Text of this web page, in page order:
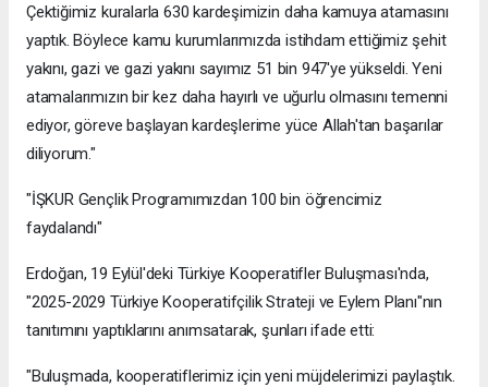
Çektiğimiz kuralarla 630 kardeşimizin daha kamuya atamasını
yaptık. Böylece kamu kurumlarımızda istihdam ettiğimiz şehit
yakını, gazi ve gazi yakını sayımız 51 bin 947'ye yükseldi. Yeni
atamalarımızın bir kez daha hayırlı ve uğurlu olmasını temenni
ediyor, göreve başlayan kardeşlerime yüce Allah'tan başarılar
diliyorum."
"İŞKUR Gençlik Programımızdan 100 bin öğrencimiz
faydalandı"
Erdoğan, 19 Eylül'deki Türkiye Kooperatifler Buluşması'nda,
"2025-2029 Türkiye Kooperatifçilik Strateji ve Eylem Planı"nın
tanıtımını yaptıklarını anımsatarak, şunları ifade etti:
"Buluşmada, kooperatiflerimiz için yeni müjdelerimizi paylaştık.